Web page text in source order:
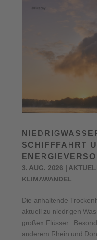
SCHIFFFAHRT
3. AUG. 2026 |
KLIMAWANDEL
Die anhaltende
aktuell zu niedrigen
großen Flüssen.
anderem Rhein und